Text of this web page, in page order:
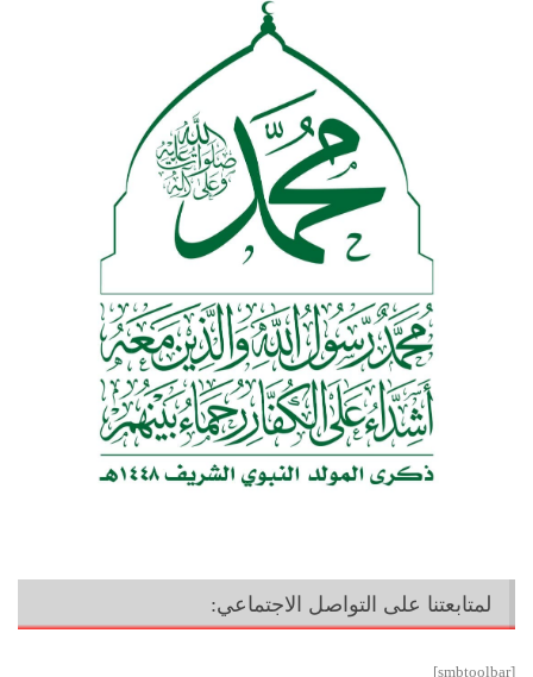
لمتابعتنا على التواصل الاجتماعي:
[smbtoolbar]